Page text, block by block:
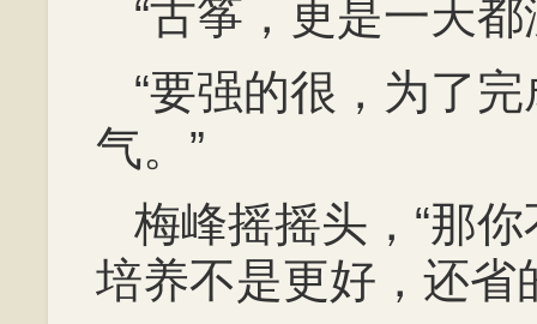
“古筝，更是一天都
“要强的很，为了
气。”
梅峰摇摇头，“那
培养不是更好，还省